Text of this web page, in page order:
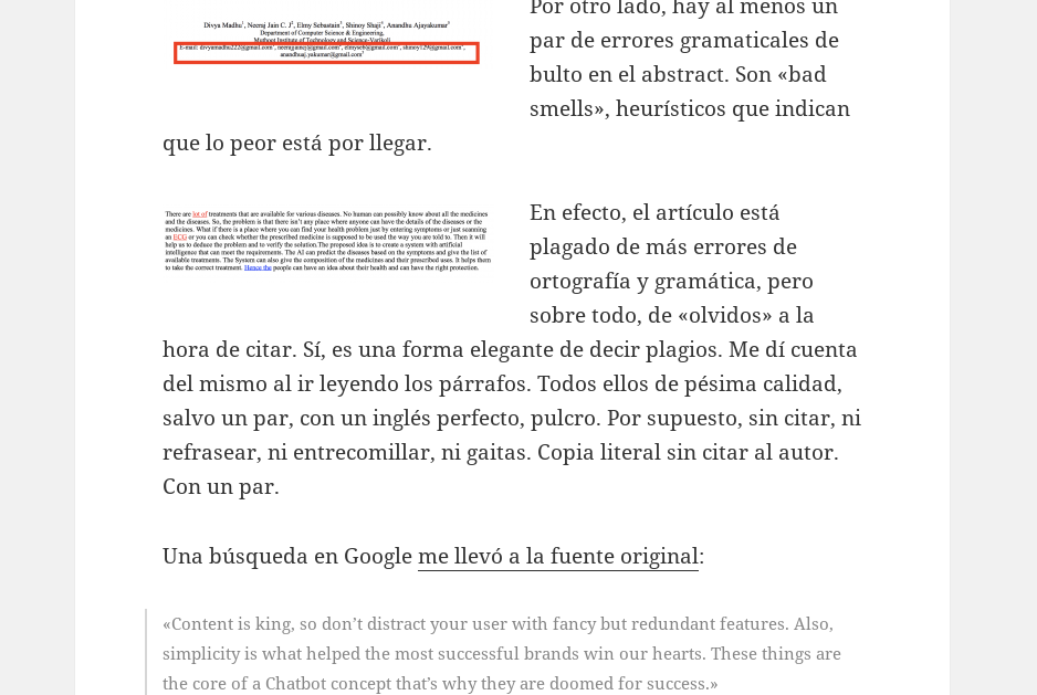
par de errores gramaticales de
bulto en el abstract. Son «bad
smells», heurísticos que indican
que lo peor está por llegar.
En efecto, el artículo está
plagado de más errores de
ortografía y gramática, pero
sobre todo, de «olvidos» a la
hora de citar. Sí, es una forma elegante de decir plagios. Me dí cuenta
del mismo al ir leyendo los párrafos. Todos ellos de pésima calidad,
salvo un par, con un inglés perfecto, pulcro. Por supuesto, sin citar, ni
refrasear, ni entrecomillar, ni gaitas. Copia literal sin citar al autor.
Con un par.
Una búsqueda en Googleme llevó a la fuente original:
«Content is king, so don’t distract your user with fancy but redundant features. Also,
simplicity is what helped the most successful brands win our hearts. These things are
the core of a Chatbot concept that’s why they are doomed for success.»